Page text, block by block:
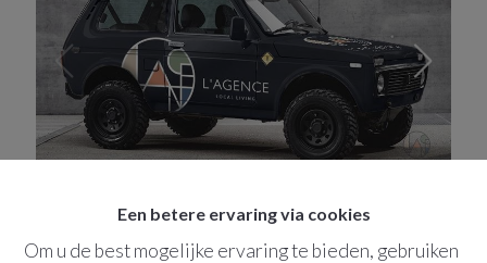
Een betere ervaring via cookies
Om u de best mogelijke ervaring te bieden, gebruiken